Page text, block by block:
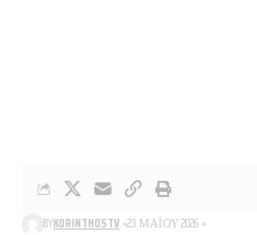
BYKORINTHOSTV 23 ΜΑΪ́ΟΥ 2026